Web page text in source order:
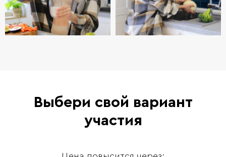
Выбери свой вариант
участия